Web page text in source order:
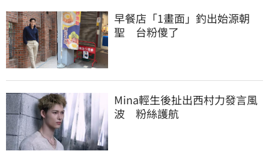
早餐店「1畫面」釣出始源朝
聖　台粉傻了
Mina輕生後扯出西村力發言風
波　粉絲護航